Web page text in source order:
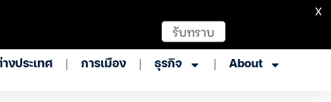
งประเทศ การเมือง ธุรกิจ About
รับทราบ
X